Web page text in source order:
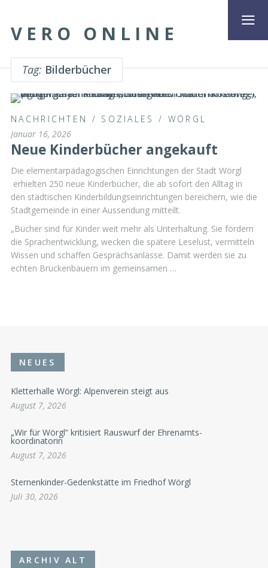
VERO ONLINE
Tag: Bilderbücher
NACHRICHTEN / SOZIALES / WÖRGL
Januar 16, 2026
Neue Kinderbücher angekauft
Die elementarpädagogischen Einrichtungen der Stadt Wörgl
erhielten 250 neue Kinderbücher, die ab sofort den Alltag in
den städtischen Kinderbildungseinrichtungen bereichern, wie die
Stadtgemeinde in einer Aussendung mitteilt.
„Bücher sind für Kinder weit mehr als Unterhaltung. Sie fördern
die Sprachentwicklung, wecken die spätere Leselust, vermitteln
Wissen und schaffen Gesprächsanlässe. Damit werden sie zu
echten Brückenbauern im gemeinsamen …
NEUES
Kletterhalle Wörgl: Alpenverein steigt aus
August 7, 2026
„Wir für Wörgl“ kritisiert Rauswurf der Ehrenamts-
koordinatorin
August 7, 2026
Sternenkinder-Gedenkstätte im Friedhof Wörgl
Juli 30, 2026
ARCHIV ALT